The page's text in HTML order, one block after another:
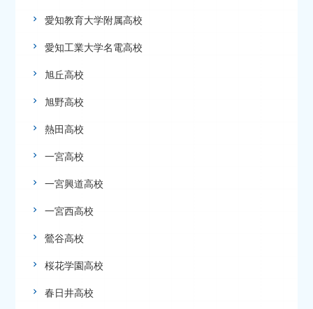
愛知教育大学附属高校
愛知工業大学名電高校
旭丘高校
旭野高校
熱田高校
一宮高校
一宮興道高校
一宮西高校
鶯谷高校
桜花学園高校
春日井高校